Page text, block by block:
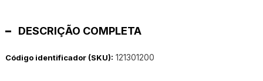
DESCRIÇÃO COMPLETA
Código identificador (SKU): 121301200